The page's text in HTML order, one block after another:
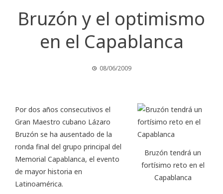
Bruzón y el optimismo
en el Capablanca
08/06/2009
Bruzón tendrá un
fortísimo reto en el
Capablanca
Por dos años consecutivos el
Gran Maestro cubano Lázaro
Bruzón se ha ausentado de la
ronda final del grupo principal del
Memorial Capablanca, el evento
de mayor historia en
Latinoamérica.